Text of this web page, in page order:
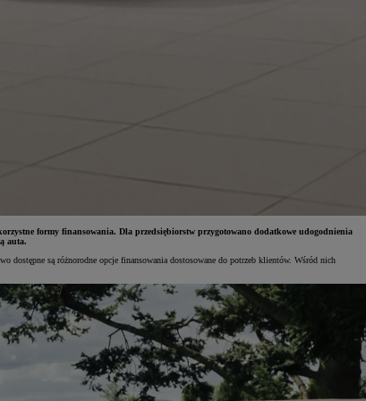
formy finansowania. Dla przedsiębiorstw przygotowano dodatkowe udogodnienia
auta.
dostępne są różnorodne opcje finansowania dostosowane do potrzeb klientów. Wśród nich